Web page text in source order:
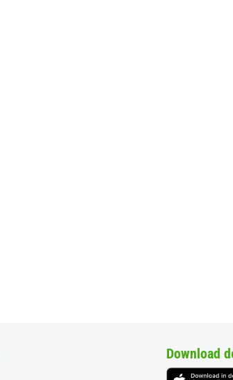
Download